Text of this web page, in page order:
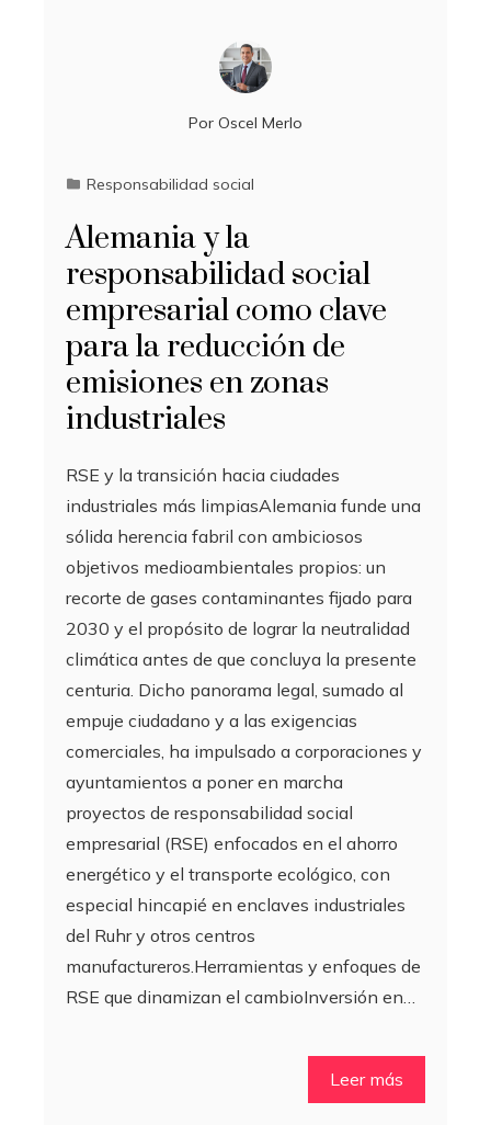
Por Oscel Merlo
Responsabilidad social
Alemania y la
responsabilidad social
empresarial como clave
para la reducción de
emisiones en zonas
industriales
RSE y la transición hacia ciudades
industriales más limpiasAlemania funde una
sólida herencia fabril con ambiciosos
objetivos medioambientales propios: un
recorte de gases contaminantes fijado para
2030 y el propósito de lograr la neutralidad
climática antes de que concluya la presente
centuria. Dicho panorama legal, sumado al
empuje ciudadano y a las exigencias
comerciales, ha impulsado a corporaciones y
ayuntamientos a poner en marcha
proyectos de responsabilidad social
empresarial (RSE) enfocados en el ahorro
energético y el transporte ecológico, con
especial hincapié en enclaves industriales
del Ruhr y otros centros
manufactureros.Herramientas y enfoques de
RSE que dinamizan el cambioInversión en…
Leer más